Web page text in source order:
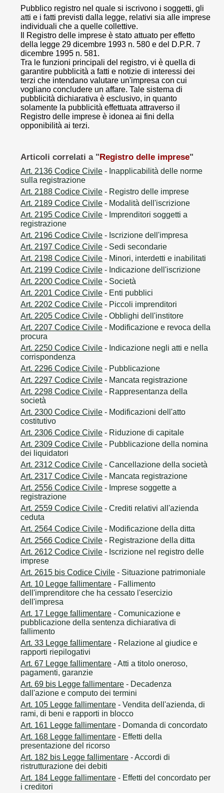
Pubblico registro nel quale si iscrivono i soggetti, gli
atti e i fatti previsti dalla legge, relativi sia alle imprese
individuali che a quelle collettive.
Il Registro delle imprese è stato attuato per effetto
della legge 29 dicembre 1993 n. 580 e del D.P.R. 7
dicembre 1995 n. 581.
Tra le funzioni principali del registro, vi è quella di
garantire pubblicità a fatti e notizie di interessi dei
terzi che intendano valutare un'impresa con cui
vogliano concludere un affare. Tale sistema di
pubblicità dichiarativa è esclusivo, in quanto
solamente la pubblicità effettuata attraverso il
Registro delle imprese è idonea ai fini della
opponibilità ai terzi.
Articoli correlati a "Registro delle imprese"
Art. 2136 Codice Civile - Inapplicabilità delle norme
sulla registrazione
Art. 2188 Codice Civile - Registro delle imprese
Art. 2189 Codice Civile - Modalità dell'iscrizione
Art. 2195 Codice Civile - Imprenditori soggetti a
registrazione
Art. 2196 Codice Civile - Iscrizione dell'impresa
Art. 2197 Codice Civile - Sedi secondarie
Art. 2198 Codice Civile - Minori, interdetti e inabilitati
Art. 2199 Codice Civile - Indicazione dell'iscrizione
Art. 2200 Codice Civile - Società
Art. 2201 Codice Civile - Enti pubblici
Art. 2202 Codice Civile - Piccoli imprenditori
Art. 2205 Codice Civile - Obblighi dell'institore
Art. 2207 Codice Civile - Modificazione e revoca della
procura
Art. 2250 Codice Civile - Indicazione negli atti e nella
corrispondenza
Art. 2296 Codice Civile - Pubblicazione
Art. 2297 Codice Civile - Mancata registrazione
Art. 2298 Codice Civile - Rappresentanza della
società
Art. 2300 Codice Civile - Modificazioni dell'atto
costitutivo
Art. 2306 Codice Civile - Riduzione di capitale
Art. 2309 Codice Civile - Pubblicazione della nomina
dei liquidatori
Art. 2312 Codice Civile - Cancellazione della società
Art. 2317 Codice Civile - Mancata registrazione
Art. 2556 Codice Civile - Imprese soggette a
registrazione
Art. 2559 Codice Civile - Crediti relativi all'azienda
ceduta
Art. 2564 Codice Civile - Modificazione della ditta
Art. 2566 Codice Civile - Registrazione della ditta
Art. 2612 Codice Civile - Iscrizione nel registro delle
imprese
Art. 2615 bis Codice Civile - Situazione patrimoniale
Art. 10 Legge fallimentare - Fallimento
dell'imprenditore che ha cessato l'esercizio
dell'impresa
Art. 17 Legge fallimentare - Comunicazione e
pubblicazione della sentenza dichiarativa di
fallimento
Art. 33 Legge fallimentare - Relazione al giudice e
rapporti riepilogativi
Art. 67 Legge fallimentare - Atti a titolo oneroso,
pagamenti, garanzie
Art. 69 bis Legge fallimentare - Decadenza
dall'azione e computo dei termini
Art. 105 Legge fallimentare - Vendita dell'azienda, di
rami, di beni e rapporti in blocco
Art. 161 Legge fallimentare - Domanda di concordato
Art. 168 Legge fallimentare - Effetti della
presentazione del ricorso
Art. 182 bis Legge fallimentare - Accordi di
ristrutturazione dei debiti
Art. 184 Legge fallimentare - Effetti del concordato per
i creditori